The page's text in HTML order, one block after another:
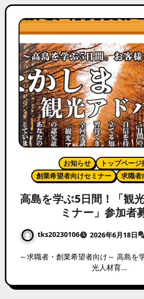
お知らせ
トップページ
創業希望者向けセミナー
求職者
高島を学ぶ5日間！「観
ミナー」参加者
tks20230106 2026年6月18日
～求職者・創業希望者向け～ 高島を学ぶ５日間！ 「観
光人材育…